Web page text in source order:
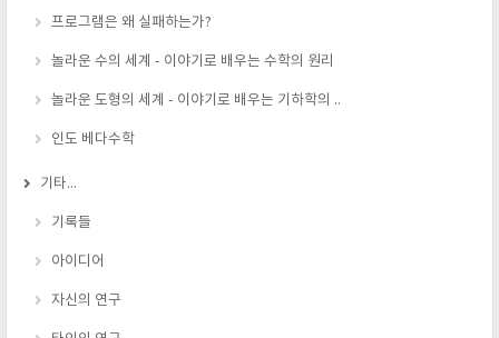
프로그램은 왜 실패하는가?
놀라운 수의 세계 - 이야기로 배우는 수학의 원리
놀라운 도형의 세계 - 이야기로 배우는 기하학의 ..
인도 베다수학
기타...
기록들
아이디어
자신의 연구